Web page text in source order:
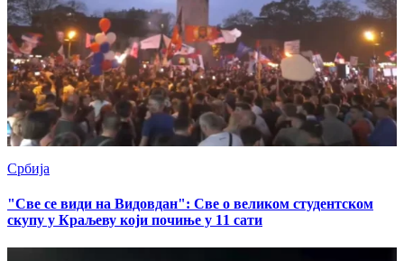
Србија
"Све се види на Видовдан": Све о великом студентском
скупу у Краљеву који почиње у 11 сати